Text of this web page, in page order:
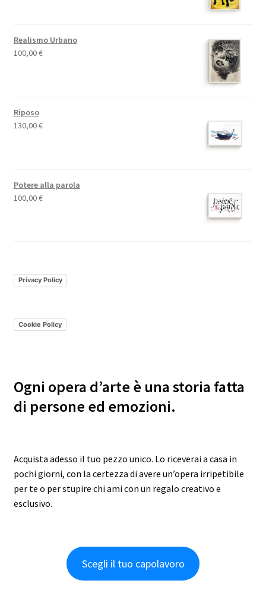
Realismo Urbano
100,00€
Riposo
130,00€
Potere alla parola
100,00€
Privacy Policy
Cookie Policy
Ogni opera d’arte è una storia fatta
di persone ed emozioni.
Acquista adesso il tuo pezzo unico. Lo riceverai a casa in
pochi giorni, con la certezza di avere un’opera irripetibile
per te o per stupire chi ami con un regalo creativo e
esclusivo.
Scegli il tuo capolavoro